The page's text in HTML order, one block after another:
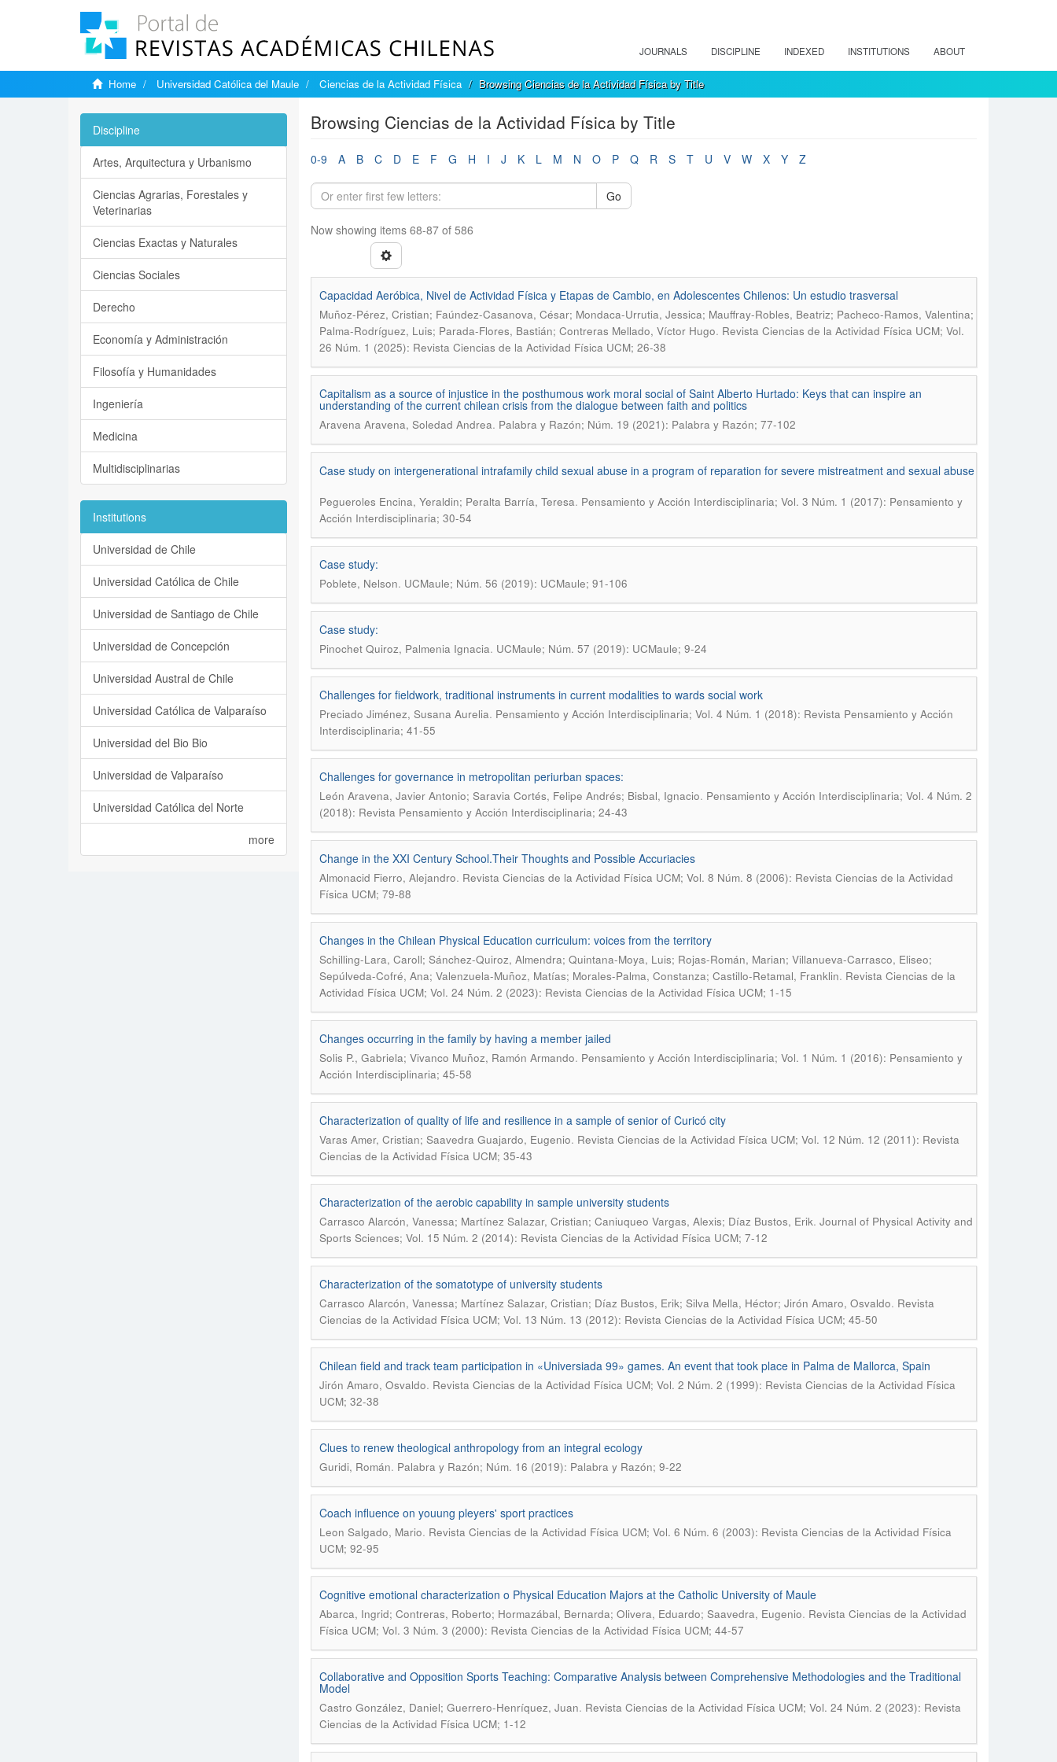
JOURNALS DISCIPLINE INDEXED INSTITUTIONS ABOUT
Home Universidad Católica del Maule Ciencias de la Actividad Física Browsing Ciencias de la Actividad Física by Title
Browsing Ciencias de la Actividad Física by Title
0-9 A B C D E F G H I J K L M N O P Q R S T U V W X Y Z
Go
Now showing items 68-87 of 586
Capacidad Aeróbica, Nivel de Actividad Física y Etapas de Cambio, en Adolescentes Chilenos: Un estudio trasversal
Muñoz-Pérez, Cristian; Faúndez-Casanova, César; Mondaca-Urrutia, Jessica; Mauffray-Robles, Beatriz; Pacheco-Ramos, Valentina;
Palma-Rodríguez, Luis; Parada-Flores, Bastián; Contreras Mellado, Víctor Hugo. Revista Ciencias de la Actividad Física UCM; Vol.
26 Núm. 1 (2025): Revista Ciencias de la Actividad Física UCM; 26-38
Capitalism as a source of injustice in the posthumous work moral social of Saint Alberto Hurtado: Keys that can inspire an
understanding of the current chilean crisis from the dialogue between faith and politics
Aravena Aravena, Soledad Andrea. Palabra y Razón; Núm. 19 (2021): Palabra y Razón; 77-102
Case study on intergenerational intrafamily child sexual abuse in a program of reparation for severe mistreatment and sexual abuse
Pegueroles Encina, Yeraldin; Peralta Barría, Teresa. Pensamiento y Acción Interdisciplinaria; Vol. 3 Núm. 1 (2017): Pensamiento y
Acción Interdisciplinaria; 30-54
Case study:
Poblete, Nelson. UCMaule; Núm. 56 (2019): UCMaule; 91-106
Case study:
Pinochet Quiroz, Palmenia Ignacia. UCMaule; Núm. 57 (2019): UCMaule; 9-24
Challenges for fieldwork, traditional instruments in current modalities to wards social work
Preciado Jiménez, Susana Aurelia. Pensamiento y Acción Interdisciplinaria; Vol. 4 Núm. 1 (2018): Revista Pensamiento y Acción
Interdisciplinaria; 41-55
Challenges for governance in metropolitan periurban spaces:
León Aravena, Javier Antonio; Saravia Cortés, Felipe Andrés; Bisbal, Ignacio. Pensamiento y Acción Interdisciplinaria; Vol. 4 Núm. 2
(2018): Revista Pensamiento y Acción Interdisciplinaria; 24-43
Change in the XXI Century School.Their Thoughts and Possible Accuriacies
Almonacid Fierro, Alejandro. Revista Ciencias de la Actividad Física UCM; Vol. 8 Núm. 8 (2006): Revista Ciencias de la Actividad
Física UCM; 79-88
Changes in the Chilean Physical Education curriculum: voices from the territory
Schilling-Lara, Caroll; Sánchez-Quiroz, Almendra; Quintana-Moya, Luis; Rojas-Román, Marian; Villanueva-Carrasco, Eliseo;
Sepúlveda-Cofré, Ana; Valenzuela-Muñoz, Matías; Morales-Palma, Constanza; Castillo-Retamal, Franklin. Revista Ciencias de la
Actividad Física UCM; Vol. 24 Núm. 2 (2023): Revista Ciencias de la Actividad Física UCM; 1-15
Changes occurring in the family by having a member jailed
Solis P., Gabriela; Vivanco Muñoz, Ramón Armando. Pensamiento y Acción Interdisciplinaria; Vol. 1 Núm. 1 (2016): Pensamiento y
Acción Interdisciplinaria; 45-58
Characterization of quality of life and resilience in a sample of senior of Curicó city
Varas Amer, Cristian; Saavedra Guajardo, Eugenio. Revista Ciencias de la Actividad Física UCM; Vol. 12 Núm. 12 (2011): Revista
Ciencias de la Actividad Física UCM; 35-43
Characterization of the aerobic capability in sample university students
Carrasco Alarcón, Vanessa; Martínez Salazar, Cristian; Caniuqueo Vargas, Alexis; Díaz Bustos, Erik. Journal of Physical Activity and
Sports Sciences; Vol. 15 Núm. 2 (2014): Revista Ciencias de la Actividad Física UCM; 7-12
Characterization of the somatotype of university students
Carrasco Alarcón, Vanessa; Martínez Salazar, Cristian; Díaz Bustos, Erik; Silva Mella, Héctor; Jirón Amaro, Osvaldo. Revista
Ciencias de la Actividad Física UCM; Vol. 13 Núm. 13 (2012): Revista Ciencias de la Actividad Física UCM; 45-50
Chilean field and track team participation in «Universiada 99» games. An event that took place in Palma de Mallorca, Spain
Jirón Amaro, Osvaldo. Revista Ciencias de la Actividad Física UCM; Vol. 2 Núm. 2 (1999): Revista Ciencias de la Actividad Física
UCM; 32-38
Clues to renew theological anthropology from an integral ecology
Guridi, Román. Palabra y Razón; Núm. 16 (2019): Palabra y Razón; 9-22
Coach influence on youung pleyers' sport practices
Leon Salgado, Mario. Revista Ciencias de la Actividad Física UCM; Vol. 6 Núm. 6 (2003): Revista Ciencias de la Actividad Física
UCM; 92-95
Cognitive emotional characterization o Physical Education Majors at the Catholic University of Maule
Abarca, Ingrid; Contreras, Roberto; Hormazábal, Bernarda; Olivera, Eduardo; Saavedra, Eugenio. Revista Ciencias de la Actividad
Física UCM; Vol. 3 Núm. 3 (2000): Revista Ciencias de la Actividad Física UCM; 44-57
Collaborative and Opposition Sports Teaching: Comparative Analysis between Comprehensive Methodologies and the Traditional
Model
Castro González, Daniel; Guerrero-Henríquez, Juan. Revista Ciencias de la Actividad Física UCM; Vol. 24 Núm. 2 (2023): Revista
Ciencias de la Actividad Física UCM; 1-12
Discipline
Artes, Arquitectura y Urbanismo
Ciencias Agrarias, Forestales y
Veterinarias
Ciencias Exactas y Naturales
Ciencias Sociales
Derecho
Economía y Administración
Filosofía y Humanidades
Ingeniería
Medicina
Multidisciplinarias
Institutions
Universidad de Chile
Universidad Católica de Chile
Universidad de Santiago de Chile
Universidad de Concepción
Universidad Austral de Chile
Universidad Católica de Valparaíso
Universidad del Bio Bio
Universidad de Valparaíso
Universidad Católica del Norte
more